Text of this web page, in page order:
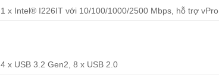
1 x Intel® I226IT với 10/100/1000/2500 Mbps, hỗ trợ vPro
4 x USB 3.2 Gen2, 8 x USB 2.0